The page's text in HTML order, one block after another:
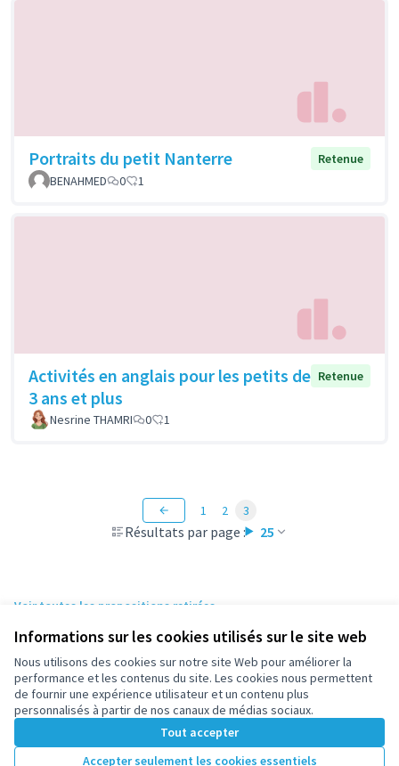
Informations sur les cookies utilisés sur le site web
Nous utilisons des cookies sur notre site Web pour améliorer la
performance et les contenus du site. Les cookies nous permettent
de fournir une expérience utilisateur et un contenu plus
personnalisés à partir de nos canaux de médias sociaux.
Tout accepter
Accepter seulement les cookies essentiels
Portraits du petit Nanterre
Retenue
BENAHMED
0 1
Activités en anglais pour les petits de
3 ans et plus
Retenue
Nesrine THAMRI 0 1
Résultats par page : 25
1 2 3
Voir toutes les propositions retirées
Conditions d'utilisation
Paramètres des cookies
participez.nanterre.fr sur X
(Lien externe)
participez.nanterre.fr sur Facebook
participez.nanterre.fr sur Instagram
participez.nanterre.fr sur YouTube
(Lien externe)
participez.nanterre.fr sur GitHub
(Lien externe)